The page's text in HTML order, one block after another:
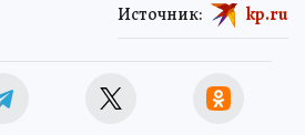
Источник: kp.ru